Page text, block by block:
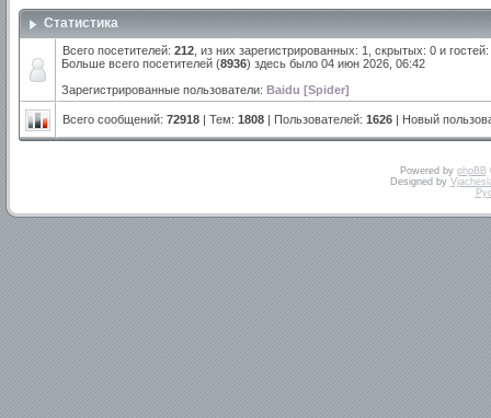
Статистика
Всего посетителей: 212 , из них зарегистрированных: 1, скрытых: 0 и
Больше всего посетителей (8936) здесь было 04 июн 2026, 06:42
Зарегистрированные пользователи: Baidu [Spider]
Всего сообщений: 72918 | Тем: 1808 | Пользователей: 1626 | Новый
Powered by phpBB
Designed by